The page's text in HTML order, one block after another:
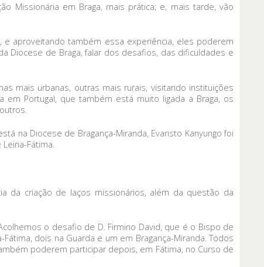
Missionária em Braga, mais prática; e, mais tarde, vão
aproveitando também essa experiência, eles poderem
Diocese de Braga, falar dos desafios, das dificuldades e
mais urbanas, outras mais rurais, visitando instituições
Portugal, que também está muito ligada a Braga, os
na Diocese de Bragança-Miranda, Evaristo Kanyungo foi
Fátima.
da criação de laços missionários, além da questão da
o desafio de D. Firmino David, que é o Bispo de
dois na Guarda e um em Bragança-Miranda. Todos
poderem participar depois, em Fátima, no Curso de